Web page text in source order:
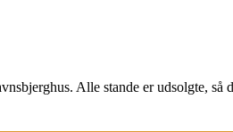
Alle stande er udsolgte, så